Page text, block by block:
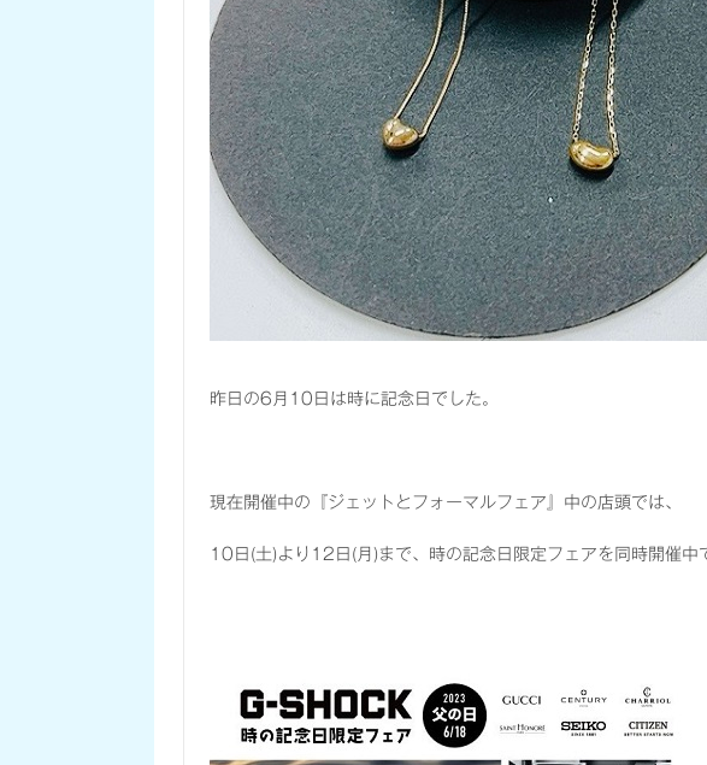
昨日の6月10日は時に記念日でした。
現在開催中の『ジェットとフォーマルフェア』中の店頭では、
10日(土)より12日(月)まで、時の記念日限定フェアを同時開催中